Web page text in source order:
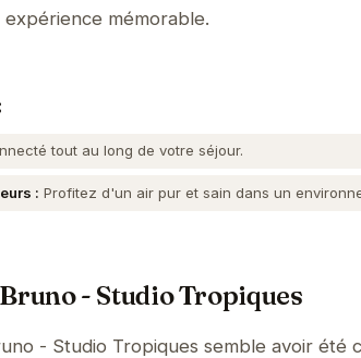
mémorable.
tout au long de votre séjour.
: Profitez d'un air pur et sain dans un
- Studio Tropiques
- Studio Tropiques semble avoir été